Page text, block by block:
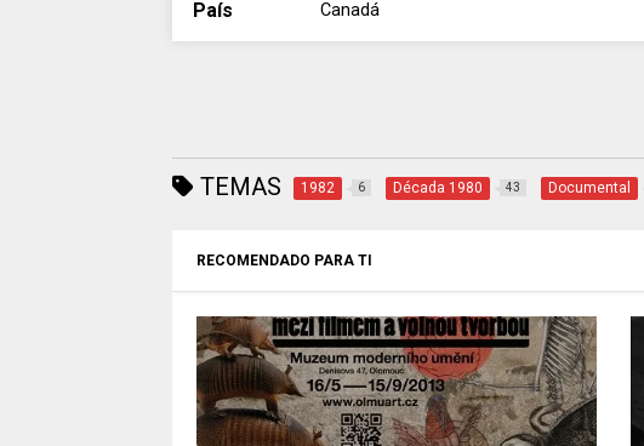
País Canadá
TEMAS 1982 6 Década 1980 43 Documental
RECOMENDADO PARA TI